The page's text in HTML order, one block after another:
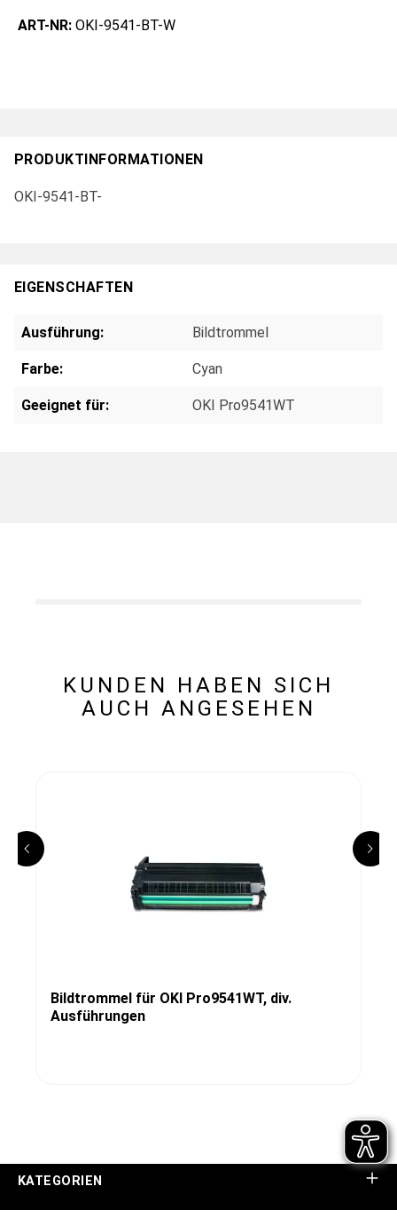
ART-NR: OKI-9541-BT-W
PRODUKTINFORMATIONEN
OKI-9541-BT-
EIGENSCHAFTEN
Ausführung: Bildtrommel
Farbe: Cyan
Geeignet für: OKI Pro9541WT
KUNDEN HABEN SICH
AUCH ANGESEHEN
Bildtrommel für OKI Pro9541WT, div.
Ausführungen
KATEGORIEN